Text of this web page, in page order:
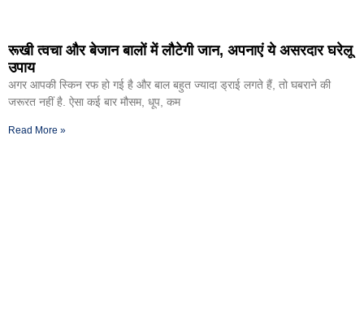
रूखी त्वचा और बेजान बालों में लौटेगी जान, अपनाएं ये असरदार घरेलू
उपाय
अगर आपकी स्किन रफ हो गई है और बाल बहुत ज्यादा ड्राई लगते हैं, तो घबराने की
जरूरत नहीं है. ऐसा कई बार मौसम, धूप, कम
Read More »